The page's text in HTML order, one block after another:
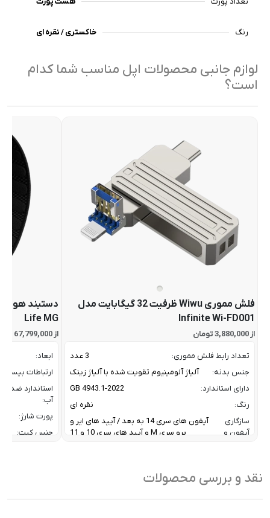
رنگ خاکستری / نقره ای
لوازم جانبی محصولات اپل مناسب شما کدام
است؟
فلش مموری Wiwu ظرفیت 32 گیگابایت مدل
Infinite Wi-FD001
از 3,880,000 تومان
تعداد رابط فلش مموری:
3 عدد
جنس بدنه:
آلیاژ آلومینیوم تقویت شده با آلیاژ زینک
دارای استاندارد:
GB 4943.1-2022
رنگ:
نقره ای
سازگاری
آیفون و
آیفون های سری 14 به بعد / آیپد های ایر و
پرو سری M و آیپد های سری 10 و 11
ظرفیت:
Life MG
از 67,799,000 تومان
ابعاد:
ارتباطات بیسیم:
استاندارد ضد
آب:
پورت شارژ:
جنس کیت:
نقد و بررسی محصولات